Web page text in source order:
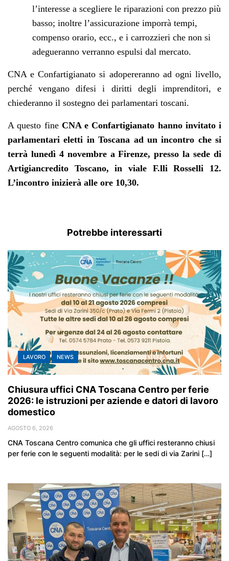
l’interesse a scegliere le riparazioni con prezzo più
basso; inoltre l’assicurazione imporrà tempi,
compenso orario, ecc., e i carrozzieri che non si
adegueranno verranno espulsi dal mercato.
CNA e Confartigianato si adopereranno ad ogni livello,
perché vengano difesi i diritti degli imprenditori, e
chiederanno il sostegno dei parlamentari toscani.
A questo fine CNA e Confartigianato hanno invitato i
parlamentari eletti in Toscana ad un incontro che si
terrà lunedì 4 novembre a Firenze, presso la sede di
Artigiancredito Toscano, in viale F.lli Rosselli 12.
L’incontro inizierà alle ore 10,30.
Potrebbe interessarti
LAVORO NEWS
Chiusura uffici CNA Toscana Centro per ferie
2026: le istruzioni per aziende e datori di lavoro
domestico
AGOSTO 6, 2026
CNA Toscana Centro comunica che gli uffici resteranno chiusi
per ferie con le seguenti modalità: per le sedi di via Zarini […]